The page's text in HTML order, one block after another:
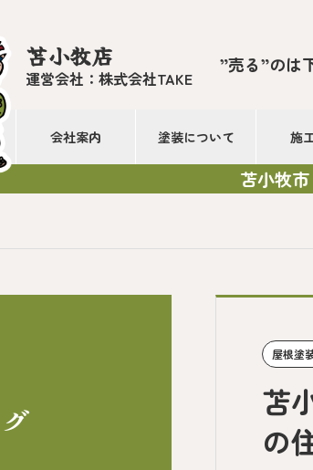
苫小牧店
運営会社：株式会社TAKE
”売る”のは
会社案内 塗装について 施
苫小牧市
屋根塗
苫
の